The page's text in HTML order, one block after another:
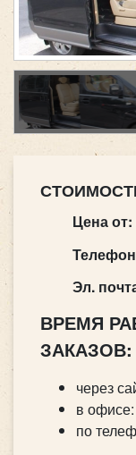
Цена от:
Эл.
ВРЕМЯ
ЗАКАЗОВ:
через
в
по